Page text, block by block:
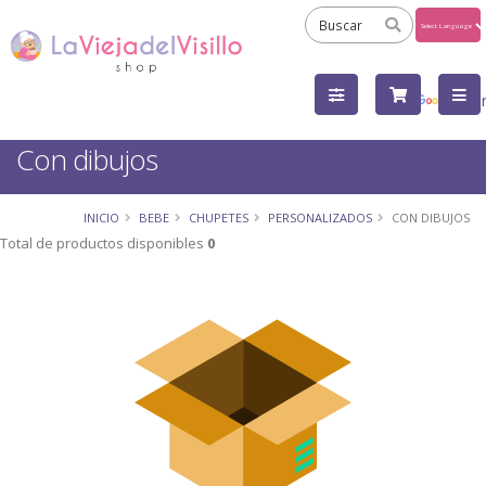
by
Con dibujos
INICIO BEBE CHUPETES PERSONALIZADOS CON DIBUJOS
Total de productos disponibles 0